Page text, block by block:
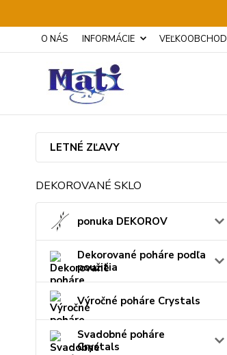
O NÁS INFORMÁCIE VEĽKOOBCHOD
LETNÉ ZĽAVY
DEKOROVANÉ SKLO
ponuka DEKOROV
Dekorované poháre podľa
použitia
Výročné poháre Crystals
Svadobné poháre
Crystals